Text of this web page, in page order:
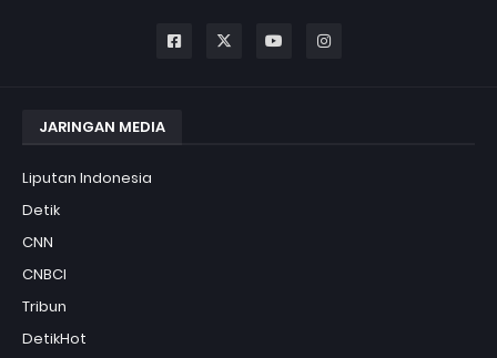
JARINGAN MEDIA
Liputan Indonesia
Detik
CNN
CNBCI
Tribun
DetikHot